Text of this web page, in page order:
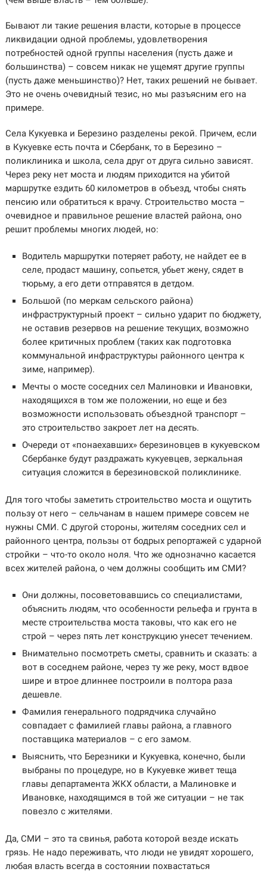
Бывают ли такие решения власти, которые в процессе
ликвидации одной проблемы, удовлетворения
потребностей одной группы населения (пусть даже и
большинства) – совсем никак не ущемят другие группы
(пусть даже меньшинство)? Нет, таких решений не бывает.
Это не очень очевидный тезис, но мы разъясним его на
примере.
Села Кукуевка и Березино разделены рекой. Причем, если
в Кукуевке есть почта и Сбербанк, то в Березино –
поликлиника и школа, села друг от друга сильно зависят.
Через реку нет моста и людям приходится на убитой
маршрутке ездить 60 километров в объезд, чтобы снять
пенсию или обратиться к врачу. Строительство моста –
очевидное и правильное решение властей района, оно
решит проблемы многих людей, но:
Водитель маршрутки потеряет работу, не найдет ее в
селе, продаст машину, сопьется, убьет жену, сядет в
тюрьму, а его дети отправятся в детдом.
Большой (по меркам сельского района)
инфраструктурный проект – сильно ударит по бюджету,
не оставив резервов на решение текущих, возможно
более критичных проблем (таких как подготовка
коммунальной инфраструктуры районного центра к
зиме, например).
Мечты о мосте соседних сел Малиновки и Ивановки,
находящихся в том же положении, но еще и без
возможности использовать объездной транспорт –
это строительство закроет лет на десять.
Очереди от «понаехавших» березиновцев в кукуевском
Сбербанке будут раздражать кукуевцев, зеркальная
ситуация сложится в березиновской поликлинике.
Для того чтобы заметить строительство моста и ощутить
пользу от него – сельчанам в нашем примере совсем не
нужны СМИ. С другой стороны, жителям соседних сел и
районного центра, пользы от бодрых репортажей с ударной
стройки – что-то около ноля. Что же однозначно касается
всех жителей района, о чем должны сообщить им СМИ?
Они должны, посоветовавшись со специалистами,
объяснить людям, что особенности рельефа и грунта в
месте строительства моста таковы, что как его не
строй – через пять лет конструкцию унесет течением.
Внимательно посмотреть сметы, сравнить и сказать: а
вот в соседнем районе, через ту же реку, мост вдвое
шире и втрое длиннее построили в полтора раза
дешевле.
Фамилия генерального подрядчика случайно
совпадает с фамилией главы района, а главного
поставщика материалов – с его замом.
Выяснить, что Березники и Кукуевка, конечно, были
выбраны по процедуре, но в Кукуевке живет теща
главы департамента ЖКХ области, а Малиновке и
Ивановке, находящимся в той же ситуации – не так
повезло с жителями.
Да, СМИ – это та свинья, работа которой везде искать
грязь. Не надо переживать, что люди не увидят хорошего,
любая власть всегда в состоянии похвастаться